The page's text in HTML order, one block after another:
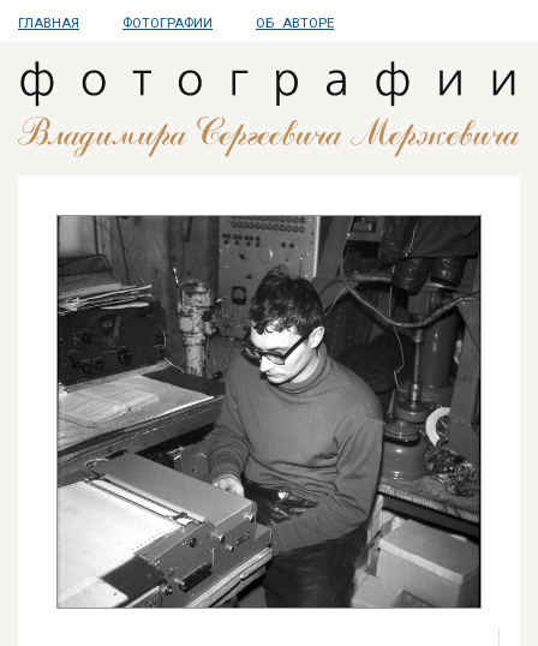
ГЛАВНАЯ ФОТОГРАФИИ ОБ АВТОРЕ